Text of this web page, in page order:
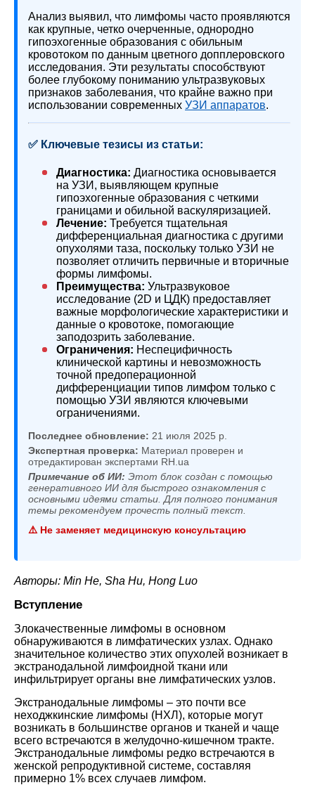
Анализ выявил, что лимфомы часто проявляются
как крупные, четко очерченные, однородно
гипоэхогенные образования с обильным
кровотоком по данным цветного допплеровского
исследования. Эти результаты способствуют
более глубокому пониманию ультразвуковых
признаков заболевания, что крайне важно при
использовании современных УЗИ аппаратов.
✅ Ключевые тезисы из статьи:
Диагностика: Диагностика основывается
на УЗИ, выявляющем крупные
гипоэхогенные образования с четкими
границами и обильной васкуляризацией.
Лечение: Требуется тщательная
дифференциальная диагностика с другими
опухолями таза, поскольку только УЗИ не
позволяет отличить первичные и вторичные
формы лимфомы.
Преимущества: Ультразвуковое
исследование (2D и ЦДК) предоставляет
важные морфологические характеристики и
данные о кровотоке, помогающие
заподозрить заболевание.
Ограничения: Неспецифичность
клинической картины и невозможность
точной предоперационной
дифференциации типов лимфом только с
помощью УЗИ являются ключевыми
ограничениями.
Последнее обновление: 21 июля 2025 р.
Экспертная проверка: Материал проверен и
отредактирован экспертами RH.ua
Примечание об ИИ: Этот блок создан с помощью
генеративного ИИ для быстрого ознакомления с
основными идеями статьи. Для полного понимания
темы рекомендуем прочесть полный текст.
⚠️ Не заменяет медицинскую консультацию
Авторы: Min He, Sha Hu, Hong Luo
Вступление
Злокачественные лимфомы в основном
обнаруживаются в лимфатических узлах. Однако
значительное количество этих опухолей возникает в
экстранодальной лимфоидной ткани или
инфильтрирует органы вне лимфатических узлов.
Экстранодальные лимфомы – это почти все
неходжкинские лимфомы (НХЛ), которые могут
возникать в большинстве органов и тканей и чаще
всего встречаются в желудочно-кишечном тракте.
Экстранодальные лимфомы редко встречаются в
женской репродуктивной системе, составляя
примерно 1% всех случаев лимфом.